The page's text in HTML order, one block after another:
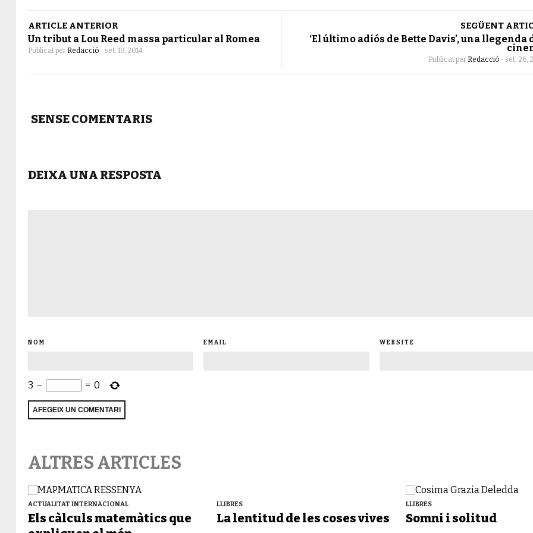
ARTICLE ANTERIOR
Un tribut a Lou Reed massa particular al Romea
Publicat per Redacció - set. 19, 2014
SEGÜENT
‘El último adiós de Bette Davis’, una llegenda
Publicat per Redacció - set. 26,
SENSE COMENTARIS
DEIXA UNA RESPOSTA
NOM EMAIL WEBSITE
3 − = 0
ALTRES ARTICLES
ACTUALITAT INTERNACIONAL
Els càlculs matemàtics que
LLIBRES
La lentitud de les coses vives
LLIBRES
Somni i solitud